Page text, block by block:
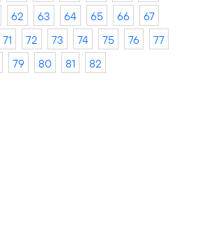
62 63 64 65 66
67
71 72 73 74 75 76
77
79 80 81 82